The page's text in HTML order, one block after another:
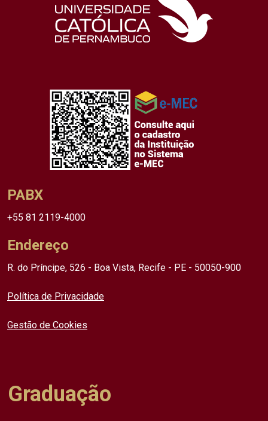
PABX
+55 81 2119-4000
Endereço
R. do Príncipe, 526 - Boa Vista, Recife - PE - 50050-900
Política de Privacidade
Gestão de Cookies
Graduação